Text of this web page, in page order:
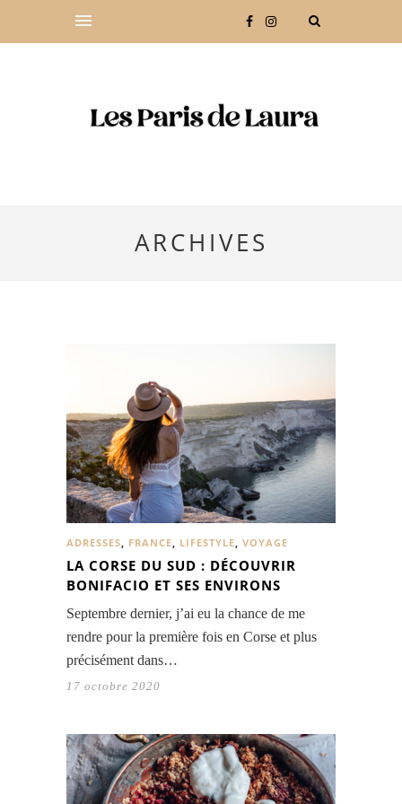
ARCHIVES
ADRESSES, FRANCE, LIFESTYLE, VOYAGE
LA CORSE DU SUD : DÉCOUVRIR
BONIFACIO ET SES ENVIRONS
Septembre dernier, j’ai eu la chance de me
rendre pour la première fois en Corse et plus
précisément dans…
17 octobre 2020